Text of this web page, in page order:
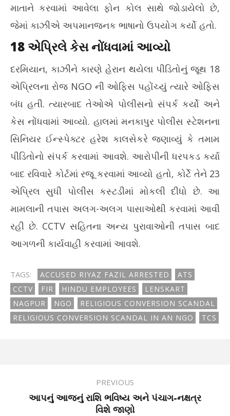
માતાને કરવામાં આવેલા ફોન કોલ સાથે જોડાયેલો છે,
જેમાં કાઝીએ અપમાનજનક ભાષાનો ઉપયોગ કર્યો હતો.
18 એપ્રિલે કેસ નોંધવામાં આવ્યો
દરમિયાન, કાઝીને કારણે હેરાન થયેલા પીડિતોનું જૂથ 18
એપ્રિલના રોજ NGO ની ઓફિસ પહોંચ્યું ત્યારે ઓફિસ
બંધ હતી. ત્યારબાદ તેઓએ પોલીસનો સંપર્ક કર્યો અને
કેસ નોંધવામાં આવ્યો. હાલમાં મનકાપુર પોલીસ સ્ટેશનના
સિનિયર ઈન્સ્પેક્ટર હરેશ કાલસેકરે જણાવ્યું કે તમામ
પીડિતોનો સંપર્ક કરવામાં આવશે. આરોપીની ધરપકડ કર્યા
બાદ રવિવારે કોર્ટમાં રજૂ કરવામાં આવ્યો હતો, કોર્ટે તેને 23
એપ્રિલ સુધી પોલીસ કસ્ટડીમાં મોકલી દીધો છે. આ
મામલાની તપાસ અલગ-અલગ પાસાઓથી કરવામાં આવી
રહી છે. CCTV સહિતના અન્ય પુરાવાઓની તપાસ બાદ
આગળની કાર્યવાહી કરવામાં આવશે.
TAGS: ACCUSED RIYAZ FAZIL ARRESTED
ATS
CCTV
FIR HINDU EMPLOYEES
LENSKART
NAGPUR
NGO
RELIGIOUS CONVERSION SCANDAL
RELIGIOUS CONVERSION SCANDAL IN AN NGO
TCS
PREVIOUS
આપનું આજનું રાશિ ભવિષ્ય અને પંચાગ-નક્ષત્ર
વિશે જાણો